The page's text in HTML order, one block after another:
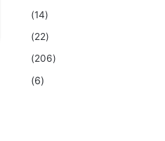
(14)
(22)
(206)
(6)